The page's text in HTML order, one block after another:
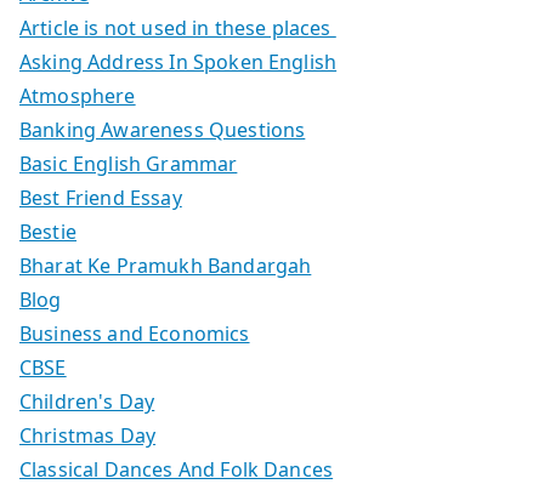
Article is not used in these places
Asking Address In Spoken English
Atmosphere
Banking Awareness Questions
Basic English Grammar
Best Friend Essay
Bestie
Bharat Ke Pramukh Bandargah
Blog
Business and Economics
CBSE
Children's Day
Christmas Day
Classical Dances And Folk Dances